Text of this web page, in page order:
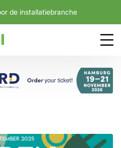
de installatiebranche